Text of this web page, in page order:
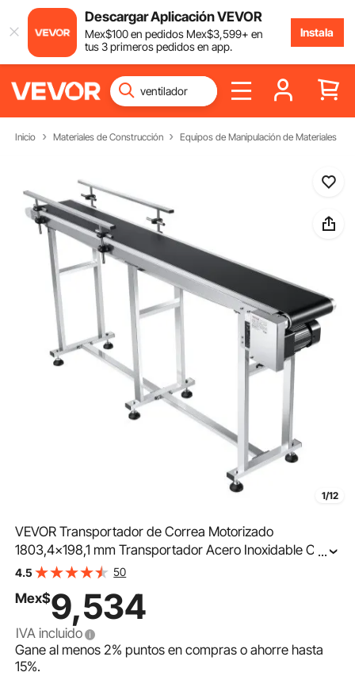
Descargar Aplicación VEVOR
Mex$100en pedidos Mex$3,599+ en
tus 3 primeros pedidos en app.
Instala
Inicio Materiales de Construcción Equipos de Manipulación de Materiales
1/12
VEVOR Transportador de Correa Motorizado
1803,4x198,1 mm Transportador Acero Inoxidable Cinta
Transportadora de PVC Antiestática Barandilla Doble
...
4.5 50
Mex$9,534
IVA incluido
Gane al menos2% puntos en compras o ahorre hasta
15%.